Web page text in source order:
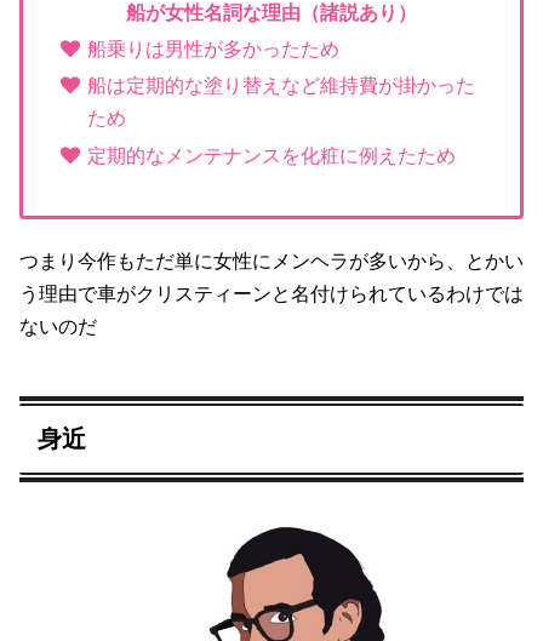
船が女性名詞な理由（諸説あり）
船乗りは男性が多かったため
船は定期的な塗り替えなど維持費が掛かった
ため
定期的なメンテナンスを化粧に例えたため
つまり今作もただ単に女性にメンヘラが多いから、とかい
う理由で車がクリスティーンと名付けられているわけでは
ないのだ
身近